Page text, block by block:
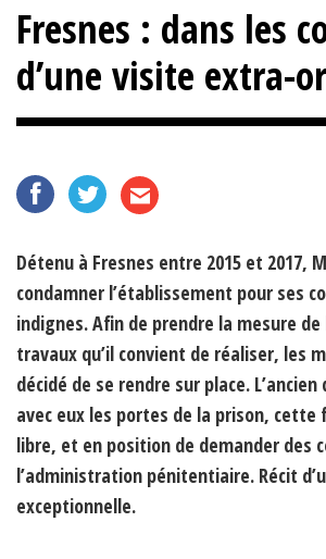
Fresnes : dans les
d’une visite extra-
Détenu à Fresnes entre 2015 et 2017,
condamner l’établissement pour ses
indignes. Afin de prendre la mesure
travaux qu’il convient de réaliser, les
décidé de se rendre sur place.
avec eux les portes de la prison, cette
libre, et en position de demander des
l’administration pénitentiaire. Récit
exceptionnelle.